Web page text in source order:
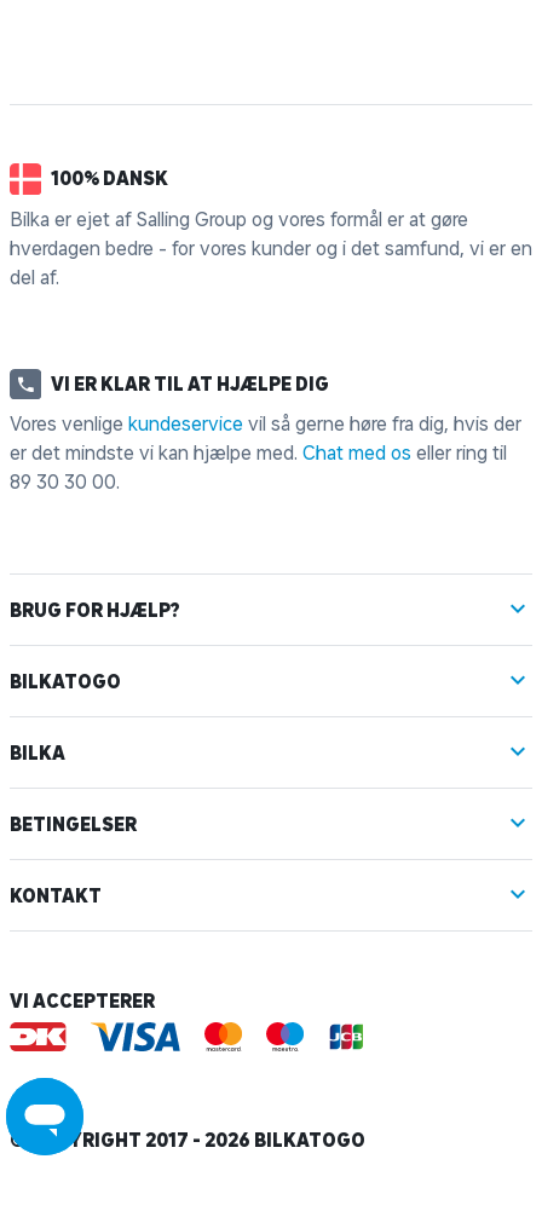
100% DANSK
Bilka er ejet af Salling Group og vores formål er at gøre
hverdagen bedre - for vores kunder og i det samfund, vi er en
del af.
VI ER KLAR TIL AT HJÆLPE DIG
Vores venlige kundeservice vil så gerne høre fra dig, hvis der
er det mindste vi kan hjælpe med. Chat med os eller ring til
89 30 30 00.
BRUG FOR HJÆLP?
BILKATOGO
BILKA
BETINGELSER
KONTAKT
VI ACCEPTERER
© COPYRIGHT 2017 - 2026 BILKATOGO